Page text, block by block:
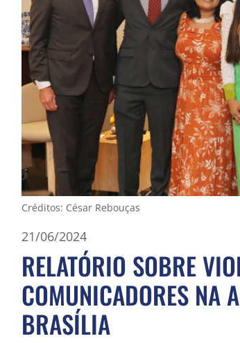
Créditos: César Rebouças
21/06/2024
RELATÓRIO SOBRE
COMUNICADORES NA
BRASÍLIA